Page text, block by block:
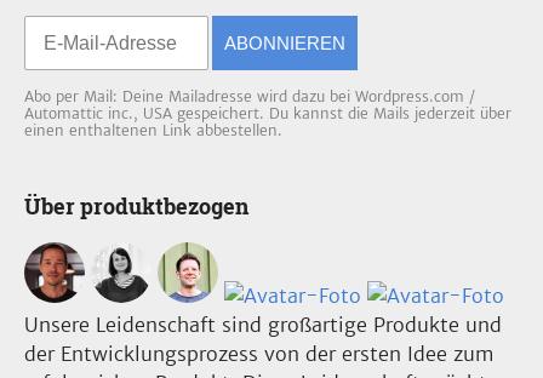
ABONNIEREN
Abo per Mail: Deine Mailadresse wird dazu bei Wordpress.com /
Automattic inc., USA gespeichert. Du kannst die Mails jederzeit über
einen enthaltenen Link abbestellen.
Über produktbezogen
Unsere Leidenschaft sind großartige Produkte und
der Entwicklungsprozess von der ersten Idee zum